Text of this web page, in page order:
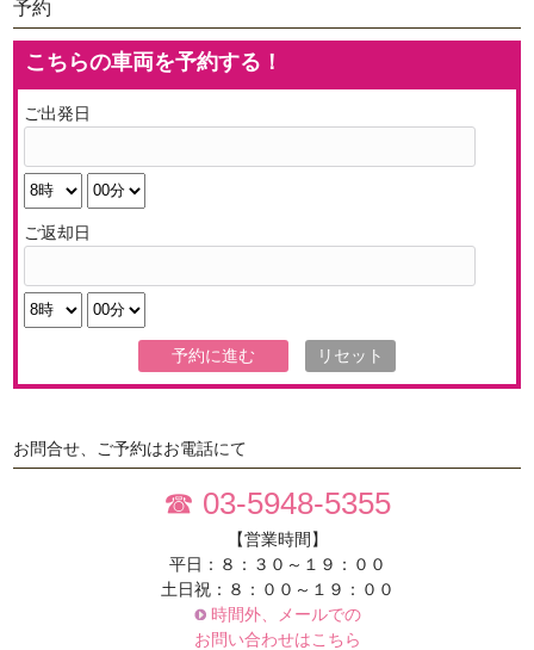
予約
こちらの車両を予約する！
ご出発日
ご返却日
お問合せ、ご予約はお電話にて
☎ 03-5948-5355
【営業時間】
平日：８：３０～１９：００
土日祝：８：００～１９：００
時間外、メールでの
お問い合わせはこちら